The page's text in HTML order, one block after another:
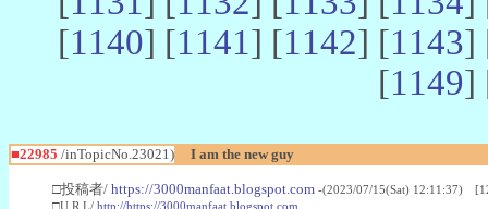
[1140] [1141] [1142] [1143]
[1149]
■22985 /inTopicNo.23021) I am the new guy
□投稿者/ https://3000manfaat.blogspot.com -(2023/07/15(Sat) 12:11:37)
□U R L/ http://https://3000manfaat.blogspot.com